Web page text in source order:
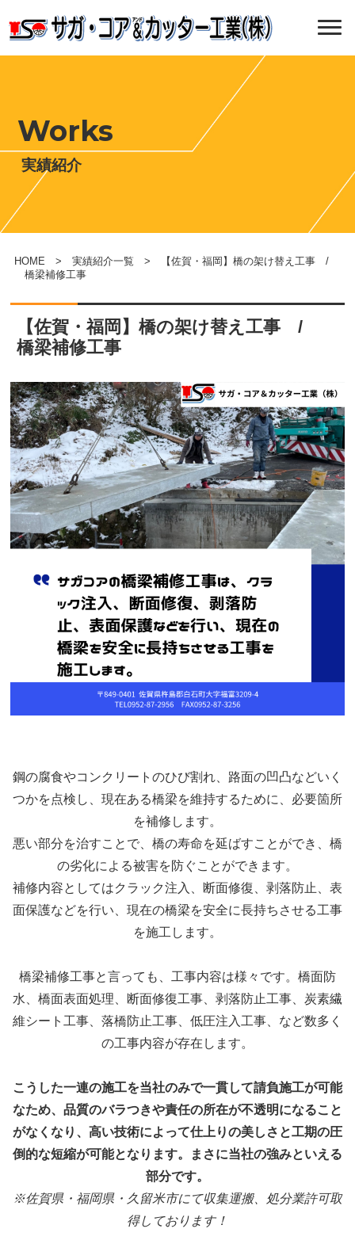
Works
実績紹介
HOME > 実績紹介一覧 > 【佐賀・福岡】橋の架け替え工事 /
橋梁補修工事
【佐賀・福岡】橋の架け替え工事 /
橋梁補修工事
鋼の腐食やコンクリートのひび割れ、路面の凹凸などいく
つかを点検し、現在ある橋梁を維持するために、必要箇所
を補修します。
悪い部分を治すことで、橋の寿命を延ばすことができ、橋
の劣化による被害を防ぐことができます。
補修内容としてはクラック注入、断面修復、剥落防止、表
面保護などを行い、現在の橋梁を安全に長持ちさせる工事
を施工します。
橋梁補修工事と言っても、工事内容は様々です。橋面防
水、橋面表面処理、断面修復工事、剥落防止工事、炭素繊
維シート工事、落橋防止工事、低圧注入工事、など数多く
の工事内容が存在します。
こうした一連の施工を当社のみで一貫して請負施工が可能
なため、品質のバラつきや責任の所在が不透明になること
がなくなり、高い技術によって仕上りの美しさと工期の圧
倒的な短縮が可能となります。まさに当社の強みといえる
部分です。
※佐賀県・福岡県・久留米市にて収集運搬、処分業許可取
得しております！